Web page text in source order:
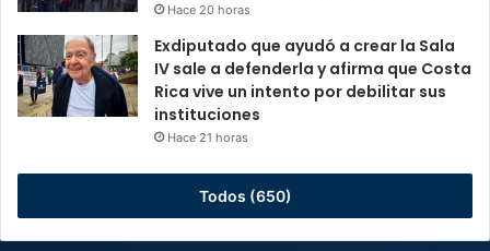
Hace 20 horas
Exdiputado que ayudó a crear la Sala
IV sale a defenderla y afirma que Costa
Rica vive un intento por debilitar sus
instituciones
Hace 21 horas
Todos (650)